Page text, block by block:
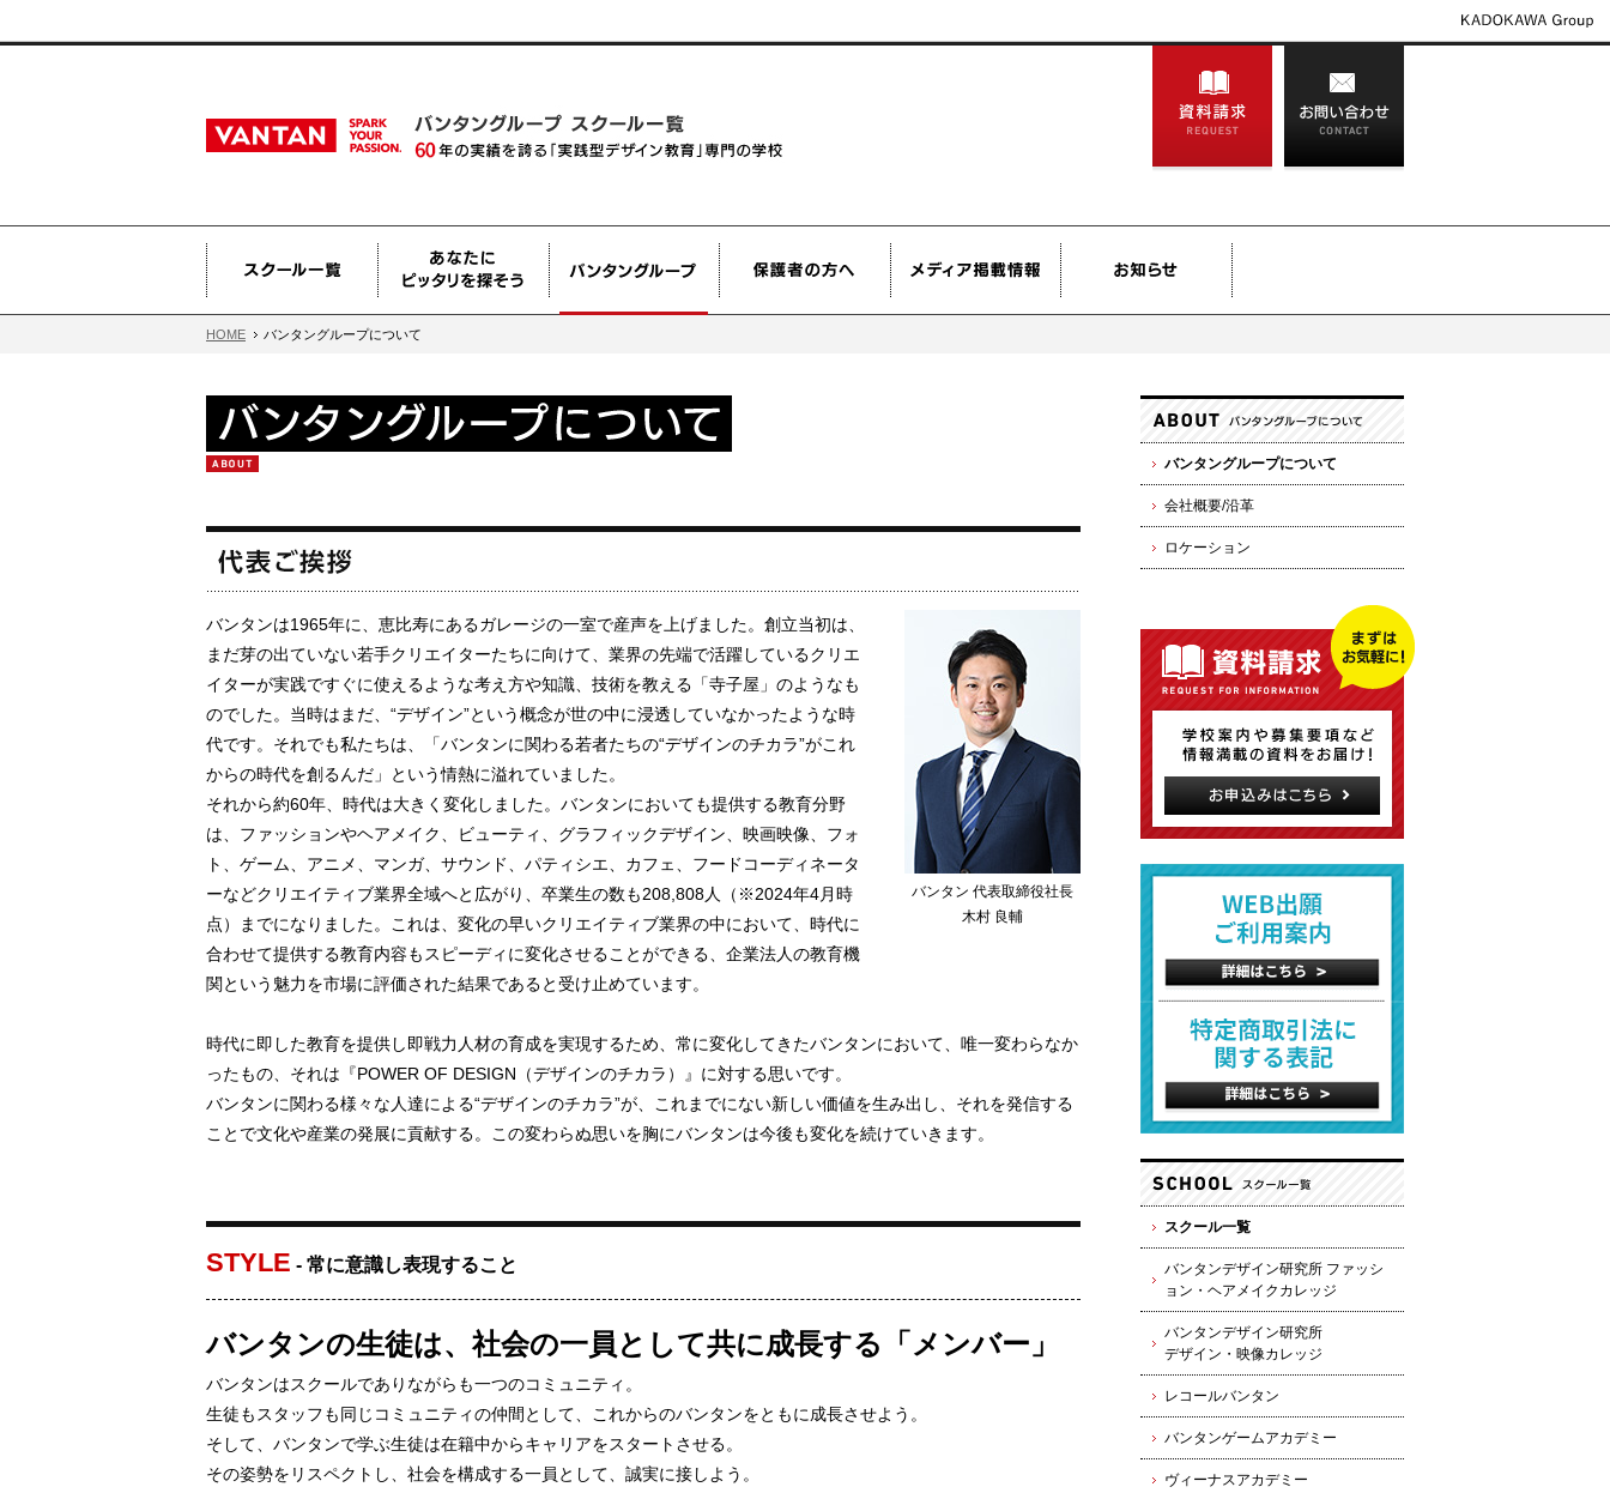
HOME バンタングループについて
バンタン 代表取締役社長
木村 良輔
バンタンは1965年に、恵比寿にあるガレージの一室で産声を上げました。創立当初は、
まだ芽の出ていない若手クリエイターたちに向けて、業界の先端で活躍しているクリエ
イターが実践ですぐに使えるような考え方や知識、技術を教える「寺子屋」のようなも
のでした。当時はまだ、“デザイン”という概念が世の中に浸透していなかったような時
代です。それでも私たちは、「バンタンに関わる若者たちの“デザインのチカラ”がこれ
からの時代を創るんだ」という情熱に溢れていました。
それから約60年、時代は大きく変化しました。バンタンにおいても提供する教育分野
は、ファッションやヘアメイク、ビューティ、グラフィックデザイン、映画映像、フォ
ト、ゲーム、アニメ、マンガ、サウンド、パティシエ、カフェ、フードコーディネータ
ーなどクリエイティブ業界全域へと広がり、卒業生の数も208,808人（※2024年4月時
点）までになりました。これは、変化の早いクリエイティブ業界の中において、時代に
合わせて提供する教育内容もスピーディに変化させることができる、企業法人の教育機
関という魅力を市場に評価された結果であると受け止めています。
時代に即した教育を提供し即戦力人材の育成を実現するため、常に変化してきたバンタンにおいて、唯一変わらなか
ったもの、それは『POWER OF DESIGN（デザインのチカラ）』に対する思いです。
バンタンに関わる様々な人達による“デザインのチカラ”が、これまでにない新しい価値を生み出し、それを発信する
ことで文化や産業の発展に貢献する。この変わらぬ思いを胸にバンタンは今後も変化を続けていきます。
STYLE - 常に意識し表現すること
バンタンの生徒は、社会の一員として共に成長する「メンバー」
バンタンはスクールでありながらも一つのコミュニティ。
生徒もスタッフも同じコミュニティの仲間として、これからのバンタンをともに成長させよう。
そして、バンタンで学ぶ生徒は在籍中からキャリアをスタートさせる。
その姿勢をリスペクトし、社会を構成する一員として、誠実に接しよう。
バンタングループについて
会社概要/沿革
ロケーション
スクール一覧
バンタンデザイン研究所 ファッシ
ョン・ヘアメイクカレッジ
バンタンデザイン研究所
デザイン・映像カレッジ
レコールバンタン
バンタンゲームアカデミー
ヴィーナスアカデミー